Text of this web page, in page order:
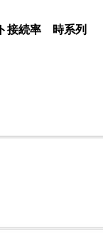
接続率 時系列